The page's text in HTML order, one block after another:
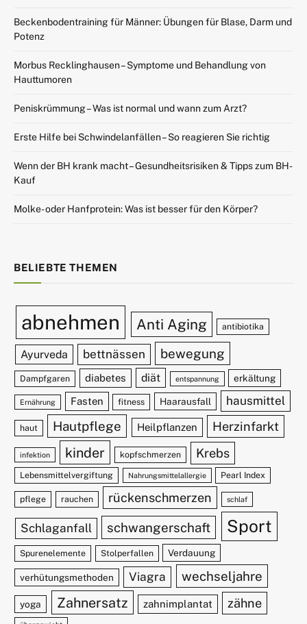
Beckenbodentraining für Männer: Übungen für Blase, Darm und
Potenz
Morbus Recklinghausen – Symptome und Behandlung von
Hauttumoren
Peniskrümmung – Was ist normal und wann zum Arzt?
Erste Hilfe bei Schwindelanfällen – So reagieren Sie richtig
Wenn der BH krank macht – Gesundheitsrisiken & Tipps zum BH-
Kauf
Molke- oder Hanfprotein: Was ist besser für den Körper?
BELIEBTE THEMEN
abnehmen Anti Aging antibiotika
Ayurveda bettnässen bewegung
Dampfgaren diabetes diät entspannung erkältung
Ernährung Fasten fitness Haarausfall hausmittel
haut Hautpflege Heilpflanzen Herzinfarkt
infektion kinder kopfschmerzen Krebs
Lebensmittelvergiftung Nahrungsmittelallergie Pearl Index
pflege rauchen rückenschmerzen schlaf
Schlaganfall schwangerschaft Sport
Spurenelemente Stolperfallen Verdauung
verhütungsmethoden Viagra wechseljahre
yoga Zahnersatz zahnimplantat zähne